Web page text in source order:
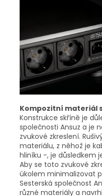
Kompozitní materiál
Konstrukce skříně je
společnosti Ansuz a je
zvukové zkreslení.
materiálu, z něhož je
hliníku -, je důsledkem
Aby se toto zvukové
úkolem minimalizovat
Sesterská společnost
různé materiály a